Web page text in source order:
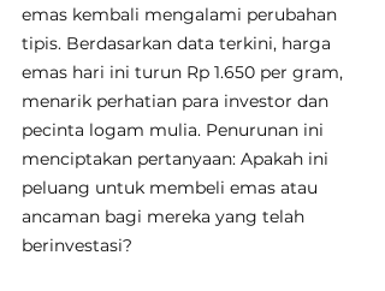
emas kembali mengalami perubahan
tipis. Berdasarkan data terkini, harga
emas hari ini turun Rp 1.650 per gram,
menarik perhatian para investor dan
pecinta logam mulia. Penurunan ini
menciptakan pertanyaan: Apakah ini
peluang untuk membeli emas atau
ancaman bagi mereka yang telah
berinvestasi?